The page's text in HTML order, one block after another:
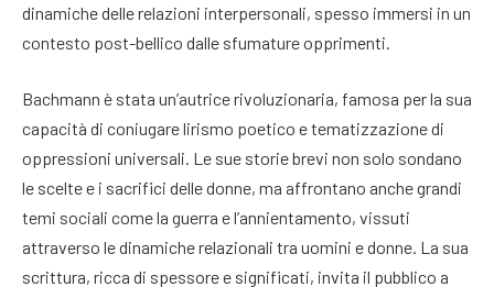
dinamiche delle relazioni interpersonali, spesso immersi in un
contesto post-bellico dalle sfumature opprimenti.
Bachmann è stata un’autrice rivoluzionaria, famosa per la sua
capacità di coniugare lirismo poetico e tematizzazione di
oppressioni universali. Le sue storie brevi non solo sondano
le scelte e i sacrifici delle donne, ma affrontano anche grandi
temi sociali come la guerra e l’annientamento, vissuti
attraverso le dinamiche relazionali tra uomini e donne. La sua
scrittura, ricca di spessore e significati, invita il pubblico a